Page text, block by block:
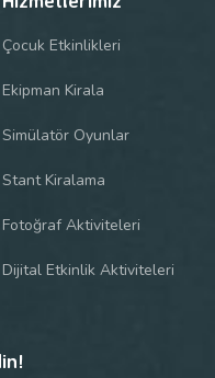
Çocuk Etkinlikleri
Ekipman Kirala
Simülatör Oyunlar
Stant Kiralama
Fotoğraf Aktiviteleri
Dijital Etkinlik Aktiviteleri